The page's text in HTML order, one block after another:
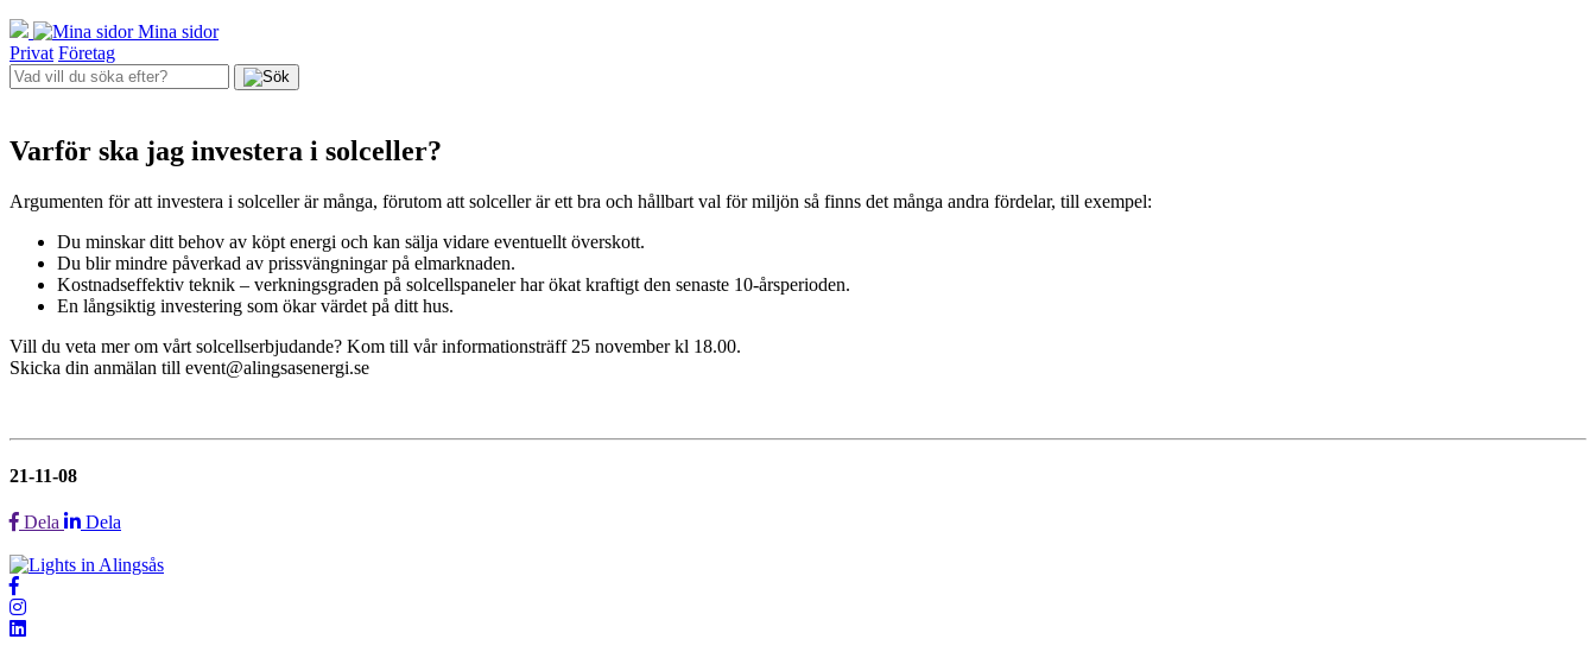
Mina sidor
Privat Företag
Varför ska jag investera i solceller?
Argumenten för att investera i solceller är många, förutom att solceller är ett bra och hållbart val för miljön så finns det många andra fördelar, till exempel:
Du minskar ditt behov av köpt energi och kan sälja vidare eventuellt överskott.
Du blir mindre påverkad av prissvängningar på elmarknaden.
Kostnadseffektiv teknik – verkningsgraden på solcellspaneler har ökat kraftigt den senaste 10-årsperioden.
En långsiktig investering som ökar värdet på ditt hus.
Vill du veta mer om vårt solcellserbjudande? Kom till vår informationsträff 25 november kl 18.00.
Skicka din anmälan till event@alingsasenergi.se
21-11-08
Dela Dela